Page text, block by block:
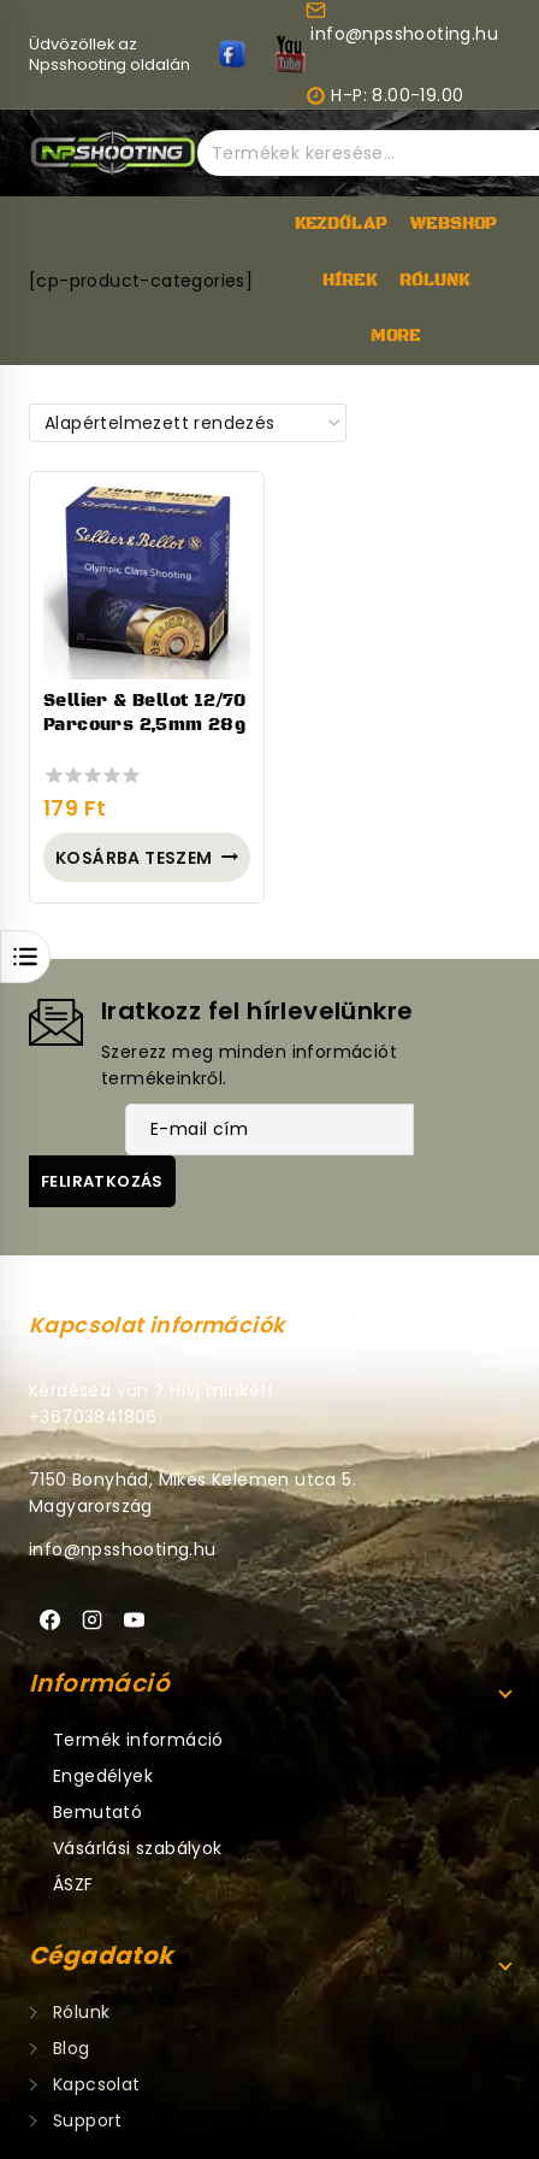
content
Üdvözöllek az
Npsshooting oldalán
info@npsshooting.hu
H-P: 8.00-19.00
Keresés
a
következőre:
[cp-product-categories]
KEZDŐLAP WEBSHOP
HÍREK RÓLUNK
MORE
Sellier & Bellot 12/70
Parcours 2,5mm 28g
0
out
of
5
179 Ft
KOSÁRBA TESZEM
Iratkozz fel hírlevelünkre
Szerezz meg minden információt
termékeinkről.
Kapcsolat információk
Kérdésed van ? Hívj minket!
+36703841806
7150 Bonyhád, Mikes Kelemen utca 5.
Magyarország
info@npsshooting.hu
Információ
Termék információ
Engedélyek
Bemutató
Vásárlási szabályok
ÁSZF
Cégadatok
Rólunk
Blog
Kapcsolat
Support